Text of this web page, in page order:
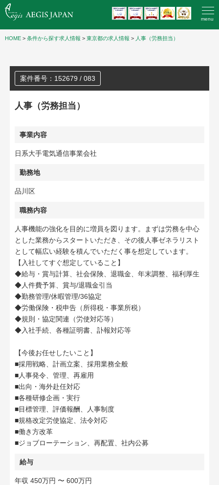
menu
HOME > 条件から探す求人情報 > 東京都の求人情報 > 人事（労務担当）
案件番号：152679 / 083
人事（労務担当）
事業内容
日系大手電気通信事業会社
勤務地
品川区
職務内容
人事機能の強化を目的に増員を図ります。まずは労務を中心
とした業務からスタートいただき、その後人事ゼネラリスト
として幅広い経験を積んでいただく事を想定しています。
【入社してすぐ想定していること】
◆給与・賞与計算、社会保険、退職金、年末調整、福利厚生
◆人件費予算、賞与/退職金引当
◆勤務管理/休暇管理/36協定
◆労働保険・税申告（所得税・事業所税）
◆規則・協定関連（労使対応等）
◆入社手続、各種証明書、訃報対応等
【今後お任せしたいこと】
■採用戦略、計画立案、採用業務全般
■人事発令、管理、再雇用
■出向・海外赴任対応
■各種研修企画・実行
■目標管理、評価報酬、人事制度
■規格改定労使協定、法令対応
■働き方改革
■ジョブローテーション、再配置、社内公募
給与
年収 450万円 〜 600万円